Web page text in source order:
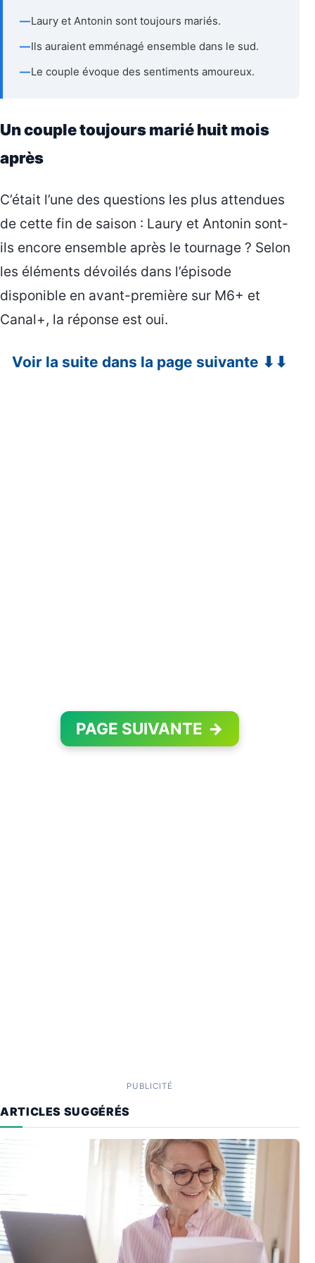
—Laury et Antonin sont toujours mariés.
—Ils auraient emménagé ensemble dans le sud.
—Le couple évoque des sentiments amoureux.
Un couple toujours marié huit mois
après
C’était l’une des questions les plus attendues
de cette fin de saison : Laury et Antonin sont-
ils encore ensemble après le tournage ? Selon
les éléments dévoilés dans l’épisode
disponible en avant-première sur M6+ et
Canal+, la réponse est oui.
Voir la suite dans la page suivante ⬇⬇
PAGE SUIVANTE →
PUBLICITÉ
ARTICLES SUGGÉRÉS